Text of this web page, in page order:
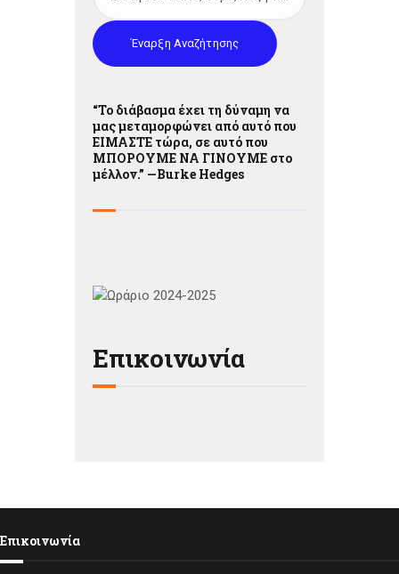
Έναρξη Αναζήτησης
“Το διάβασμα έχει τη δύναμη να
μας μεταμορφώνει από αυτό που
ΕΙΜΑΣΤΕ τώρα, σε αυτό που
ΜΠΟΡΟΥΜΕ ΝΑ ΓΙΝΟΥΜΕ στο
μέλλον.” —Burke Hedges
Επικοινωνία
Επικοινωνία